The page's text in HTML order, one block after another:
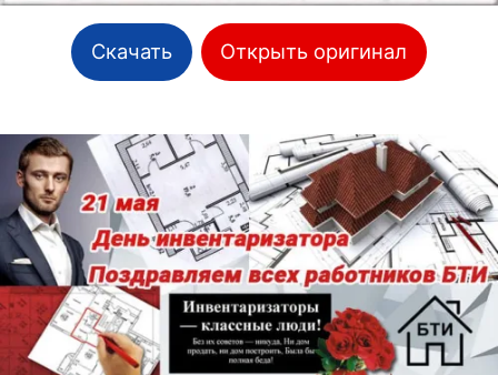
Скачать Открыть оригинал